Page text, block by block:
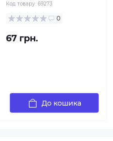
Код товару: 69273
0
67 грн.
До кошика